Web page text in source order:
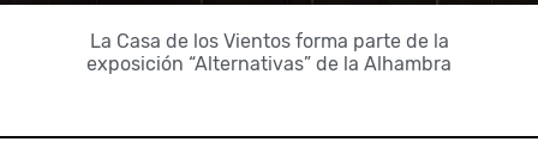
La Casa de los Vientos forma parte de la
exposición “Alternativas” de la Alhambra